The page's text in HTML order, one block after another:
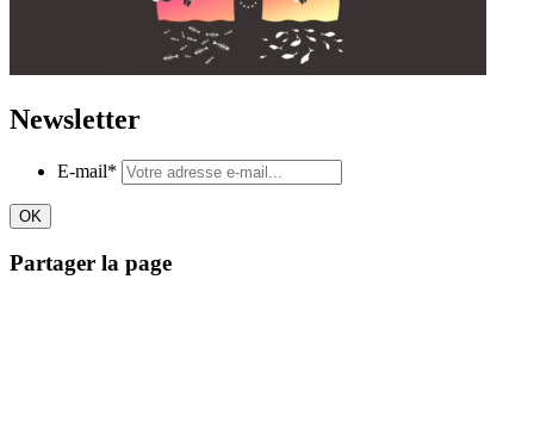
Newsletter
E-mail*
Partager la page